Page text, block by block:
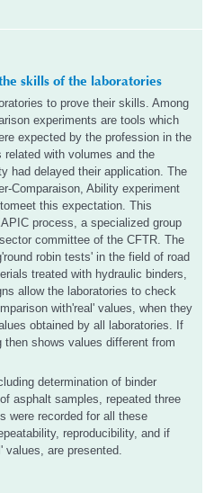
skills of the laboratories
to prove their skills. Among
experiments are tools which
expected by the profession in the
with volumes and the
had delayed their application. The
Comparaison, Ability experiment
this expectation. This
process, a specialized group
committee of the CFTR. The
robin tests' in the field of road
treated with hydraulic binders,
allow the laboratories to check
with'real' values, when they
obtained by all laboratories. If
shows values different from
determination of binder
asphalt samples, repeated three
were recorded for all these
reproducibility, and if
values, are presented.